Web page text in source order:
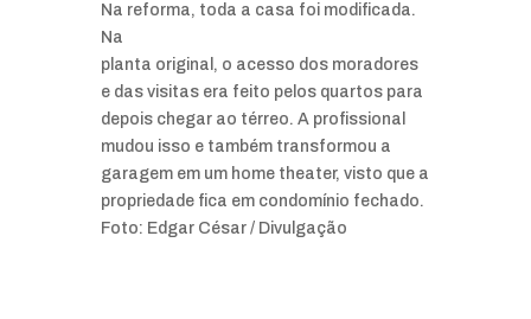
Na reforma, toda a casa foi modificada.
Na
planta original, o acesso dos moradores
e das visitas era feito pelos quartos para
depois chegar ao térreo. A profissional
mudou isso e também transformou a
garagem em um home theater, visto que a
propriedade fica em condomínio fechado.
Foto: Edgar César / Divulgação